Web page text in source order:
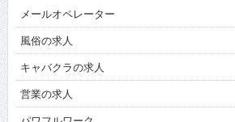
メールオペレーター
風俗の求人
キャバクラの求人
営業の求人